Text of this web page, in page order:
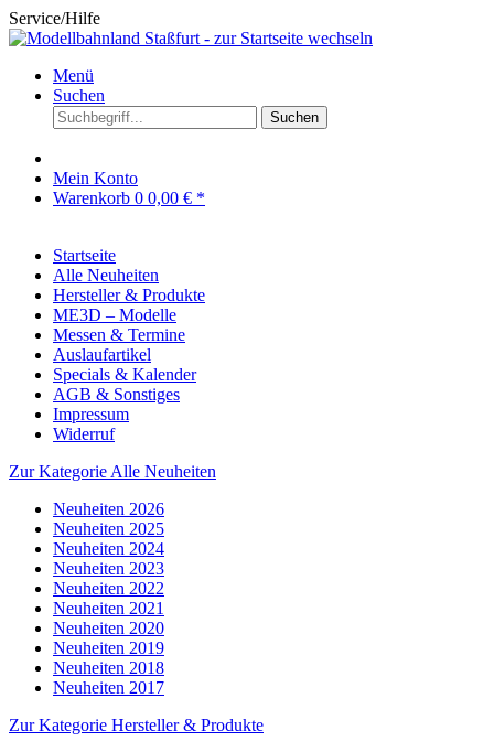
Service/Hilfe
Menü
Suchen
Suchen
Mein Konto
Warenkorb 0 0,00 € *
Startseite
Alle Neuheiten
Hersteller & Produkte
ME3D – Modelle
Messen & Termine
Auslaufartikel
Specials & Kalender
AGB & Sonstiges
Impressum
Widerruf
Zur Kategorie Alle Neuheiten
Neuheiten 2026
Neuheiten 2025
Neuheiten 2024
Neuheiten 2023
Neuheiten 2022
Neuheiten 2021
Neuheiten 2020
Neuheiten 2019
Neuheiten 2018
Neuheiten 2017
Zur Kategorie Hersteller & Produkte